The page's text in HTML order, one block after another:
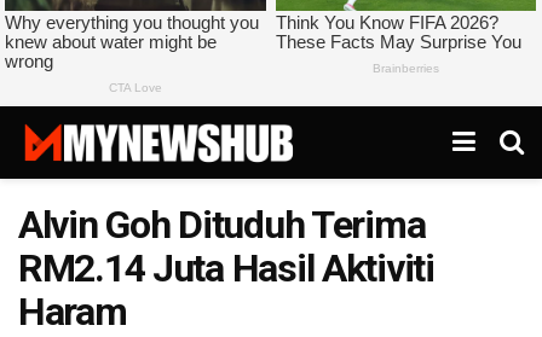
Alvin Goh Dituduh Terima
RM2.14 Juta Hasil Aktiviti
Haram